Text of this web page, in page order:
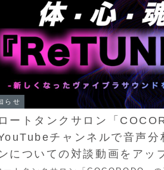
らせ
ートタンクサロン「
チャンネルで音声分
についての対談動画をアッ